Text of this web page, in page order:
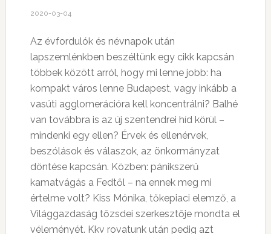
2020-03-04
Az évfordulók és névnapok után
lapszemlénkben beszéltünk egy cikk kapcsán
többek között arról, hogy mi lenne jobb: ha
kompakt város lenne Budapest, vagy inkább a
vasúti agglomerációra kell koncentrálni? Balhé
van továbbra is az új szentendrei híd körül –
mindenki egy ellen? Érvek és ellenérvek,
beszólások és válaszok, az önkormányzat
döntése kapcsán. Közben: pánikszerű
kamatvágás a Fedtől – na ennek meg mi
értelme volt? Kiss Mónika, tőkepiaci elemző, a
Világgazdaság tőzsdei szerkesztője mondta el
véleményét. Kkv rovatunk után pedig azt